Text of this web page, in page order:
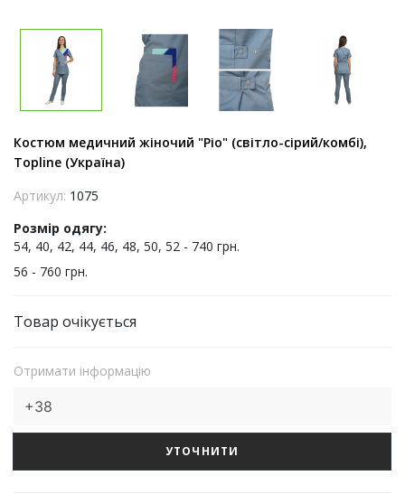
Костюм медичний жіночий "Ріо" (світло-сірий/комбі),
Topline (Україна)
Артикул: 1075
Розмір одягу:
54, 40, 42, 44, 46, 48, 50, 52 - 740 грн.
56 - 760 грн.
Товар очікується
Отримати інформацію
УТОЧНИТИ